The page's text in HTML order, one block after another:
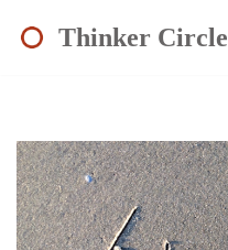
Thinker Circle